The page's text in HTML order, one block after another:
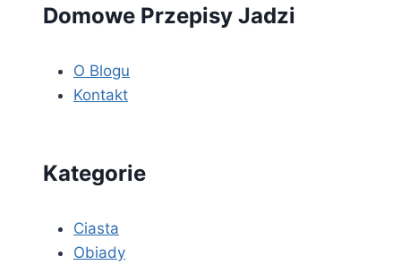
Domowe Przepisy Jadzi
O Blogu
Kontakt
Kategorie
Ciasta
Obiady